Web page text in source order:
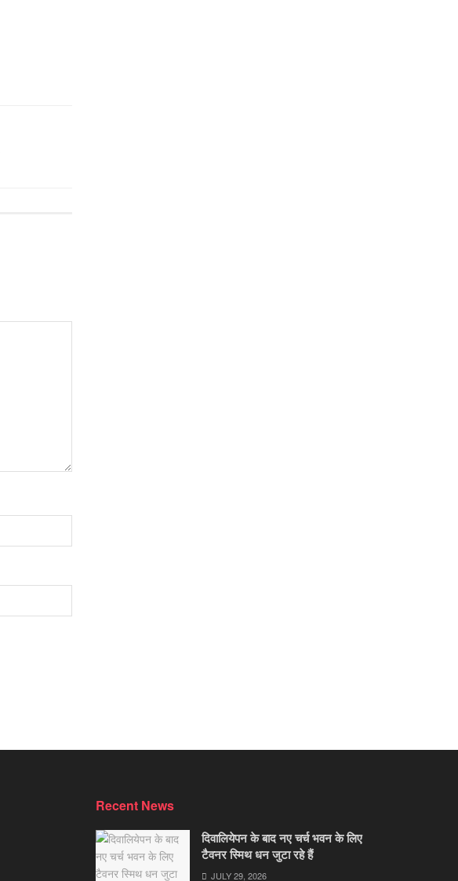
Recent News
दिवालियेपन के बाद नए चर्च भवन के लिए
टैवनर स्मिथ धन जुटा रहे हैं
JULY 29, 2026